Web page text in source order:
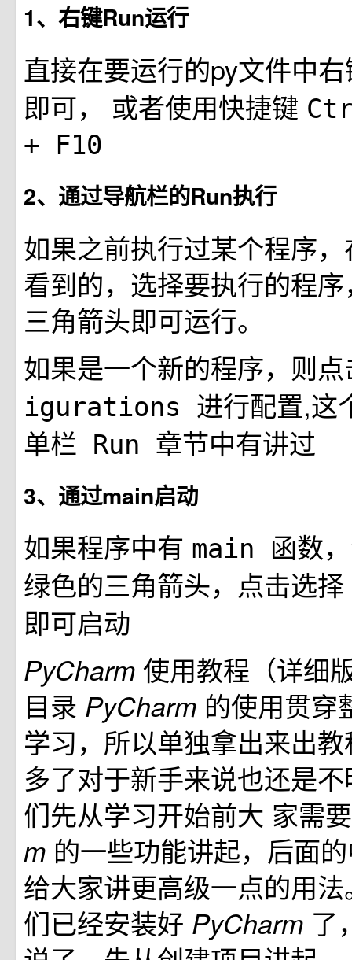
1、右键Run运行
直接在要运行的py文件中
即可， 或者使用快捷键
+ F10
2、通过导航栏的Run执行
如果之前执行过某个程序
看到的，选择要执行的程
三角箭头即可运行。
如果是一个新的程序，则
igurations 进行配置,
单栏 Run 章节中有讲过
3、通过main启动
如果程序中有 main 函数
绿色的三角箭头，点击选择
即可启动
PyCharm 使⽤教程（详细
⽬录 PyCharm 的使⽤贯
学习，所以单独拿出来出
多了对于新⼿来说也还是
们先从学习开始前⼤ 家需
m 的⼀些功能讲起，后⾯
给⼤家讲更⾼级⼀点的⽤
们已经安装好 PyCharm 了